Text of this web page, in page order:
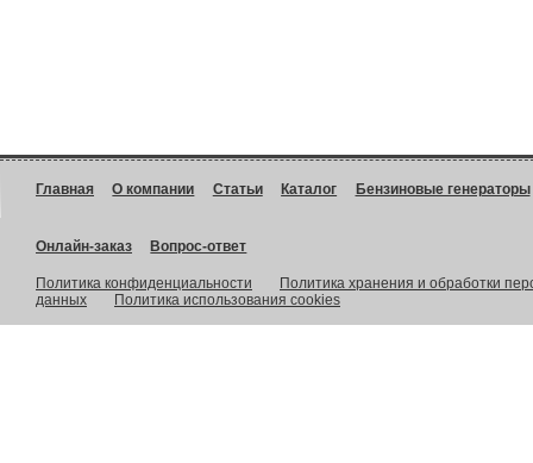
Главная О компании Статьи Каталог Бензиновые генераторы
Онлайн-заказ Вопрос-ответ
Политика конфиденциальности
Политика хранения и обработки
данных
Политика использования cookies